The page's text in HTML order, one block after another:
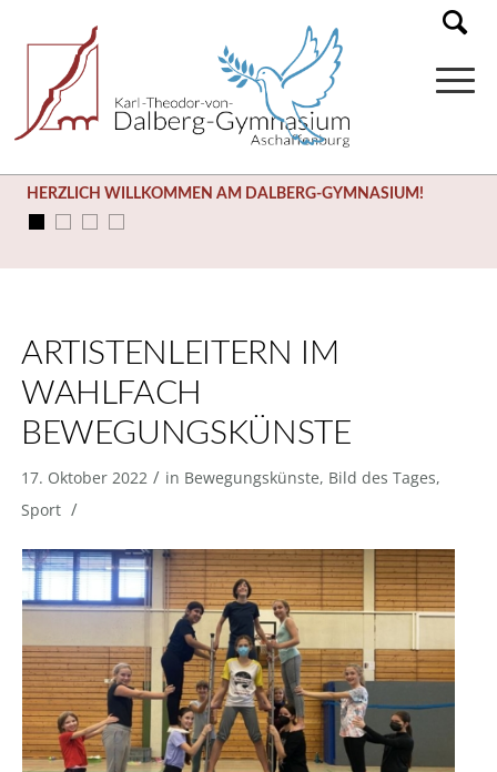
HERZLICH WILLKOMMEN AM DALBERG-GYMNASIUM!
ARTISTENLEITERN IM
WAHLFACH
BEWEGUNGSKÜNSTE
17. Oktober 2022 / in Bewegungskünste, Bild des Tages,
Sport /